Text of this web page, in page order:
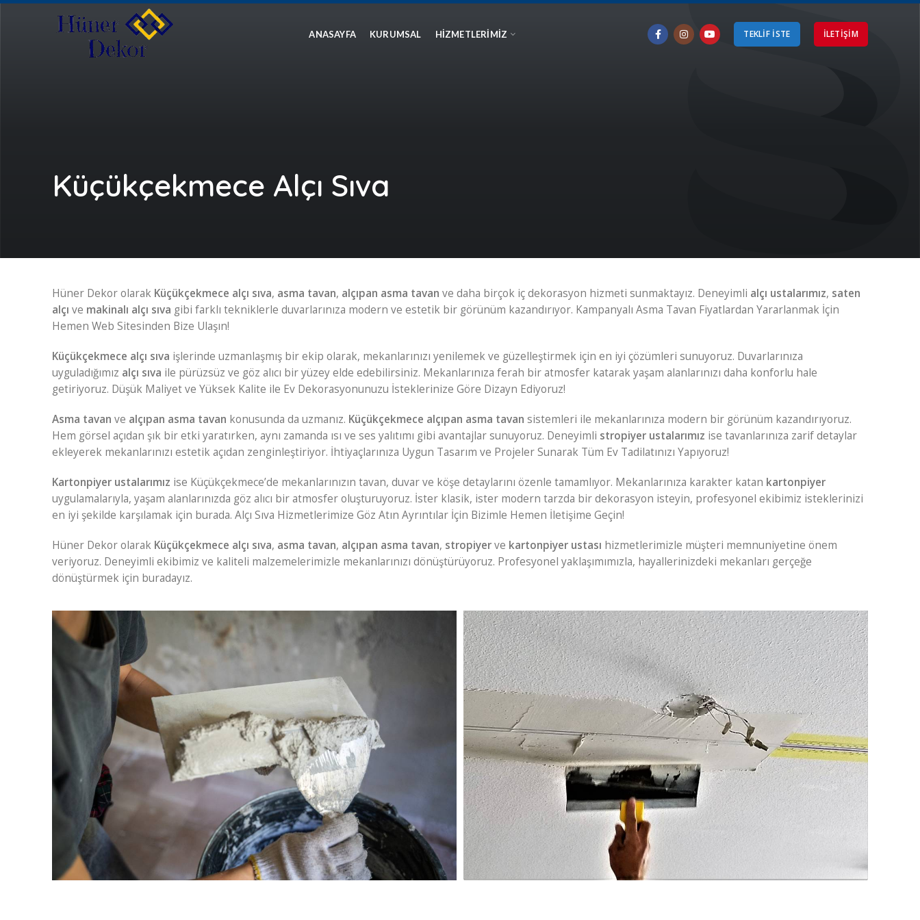
ANASAYFA KURUMSAL HIZMETLERIMIZ TEKLİF İSTE ILETIŞIM
Küçükçekmece Alçı Sıva
Hüner Dekor olarak Küçükçekmece alçı sıva, asma tavan, alçıpan asma tavan ve daha birçok iç dekorasyon hizmeti sunmaktayız. Deneyimli alçı ustalarımız, saten
alçı ve makinalı alçı sıva gibi farklı tekniklerle duvarlarınıza modern ve estetik bir görünüm kazandırıyor. Kampanyalı Asma Tavan Fiyatlardan Yararlanmak İçin
Hemen Web Sitesinden Bize Ulaşın!
Küçükçekmece alçı sıva işlerinde uzmanlaşmış bir ekip olarak, mekanlarınızı yenilemek ve güzelleştirmek için en iyi çözümleri sunuyoruz. Duvarlarınıza
uyguladığımız alçı sıva ile pürüzsüz ve göz alıcı bir yüzey elde edebilirsiniz. Mekanlarınıza ferah bir atmosfer katarak yaşam alanlarınızı daha konforlu hale
getiriyoruz. Düşük Maliyet ve Yüksek Kalite ile Ev Dekorasyonunuzu İsteklerinize Göre Dizayn Ediyoruz!
Asma tavan ve alçıpan asma tavan konusunda da uzmanız. Küçükçekmece alçıpan asma tavan sistemleri ile mekanlarınıza modern bir görünüm kazandırıyoruz.
Hem görsel açıdan şık bir etki yaratırken, aynı zamanda ısı ve ses yalıtımı gibi avantajlar sunuyoruz. Deneyimli stropiyer ustalarımız ise tavanlarınıza zarif detaylar
ekleyerek mekanlarınızı estetik açıdan zenginleştiriyor. İhtiyaçlarınıza Uygun Tasarım ve Projeler Sunarak Tüm Ev Tadilatınızı Yapıyoruz!
Kartonpiyer ustalarımız ise Küçükçekmece’de mekanlarınızın tavan, duvar ve köşe detaylarını özenle tamamlıyor. Mekanlarınıza karakter katan kartonpiyer
uygulamalarıyla, yaşam alanlarınızda göz alıcı bir atmosfer oluşturuyoruz. İster klasik, ister modern tarzda bir dekorasyon isteyin, profesyonel ekibimiz isteklerinizi
en iyi şekilde karşılamak için burada. Alçı Sıva Hizmetlerimize Göz Atın Ayrıntılar İçin Bizimle Hemen İletişime Geçin!
Hüner Dekor olarak Küçükçekmece alçı sıva, asma tavan, alçıpan asma tavan, stropiyerve kartonpiyer ustası hizmetlerimizle müşteri memnuniyetine önem
veriyoruz. Deneyimli ekibimiz ve kaliteli malzemelerimizle mekanlarınızı dönüştürüyoruz. Profesyonel yaklaşımımızla, hayallerinizdeki mekanları gerçeğe
dönüştürmek için buradayız.